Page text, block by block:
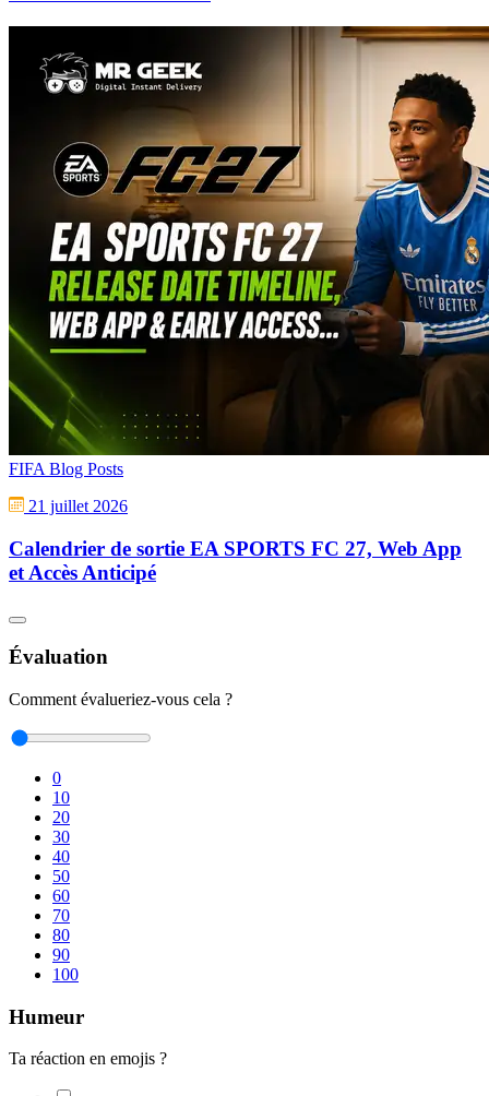
FIFA Blog Posts
21 juillet 2026
Calendrier de sortie EA SPORTS FC 27, Web App
et Accès Anticipé
Évaluation
Comment évalueriez-vous cela ?
0
10
20
30
40
50
60
70
80
90
100
Humeur
Ta réaction en emojis ?